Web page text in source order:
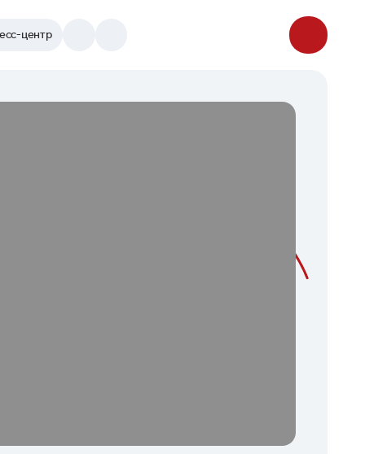
центр